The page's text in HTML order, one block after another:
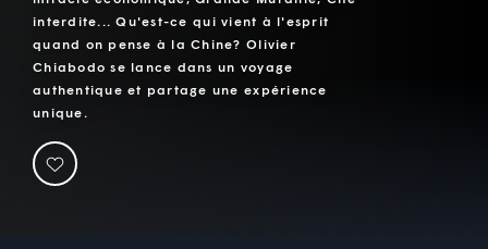
interdite... Qu'est-ce qui vient à l'esprit
quand on pense à la Chine? Olivier
Chiabodo se lance dans un voyage
authentique et partage une expérience
unique.